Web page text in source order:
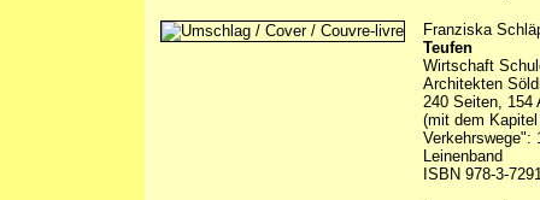
Franziska
Teufen
Wirtschaft
Architekten
240 Seiten, 154
(mit dem
Verkehrswege":
Leinenband
ISBN 978-3-